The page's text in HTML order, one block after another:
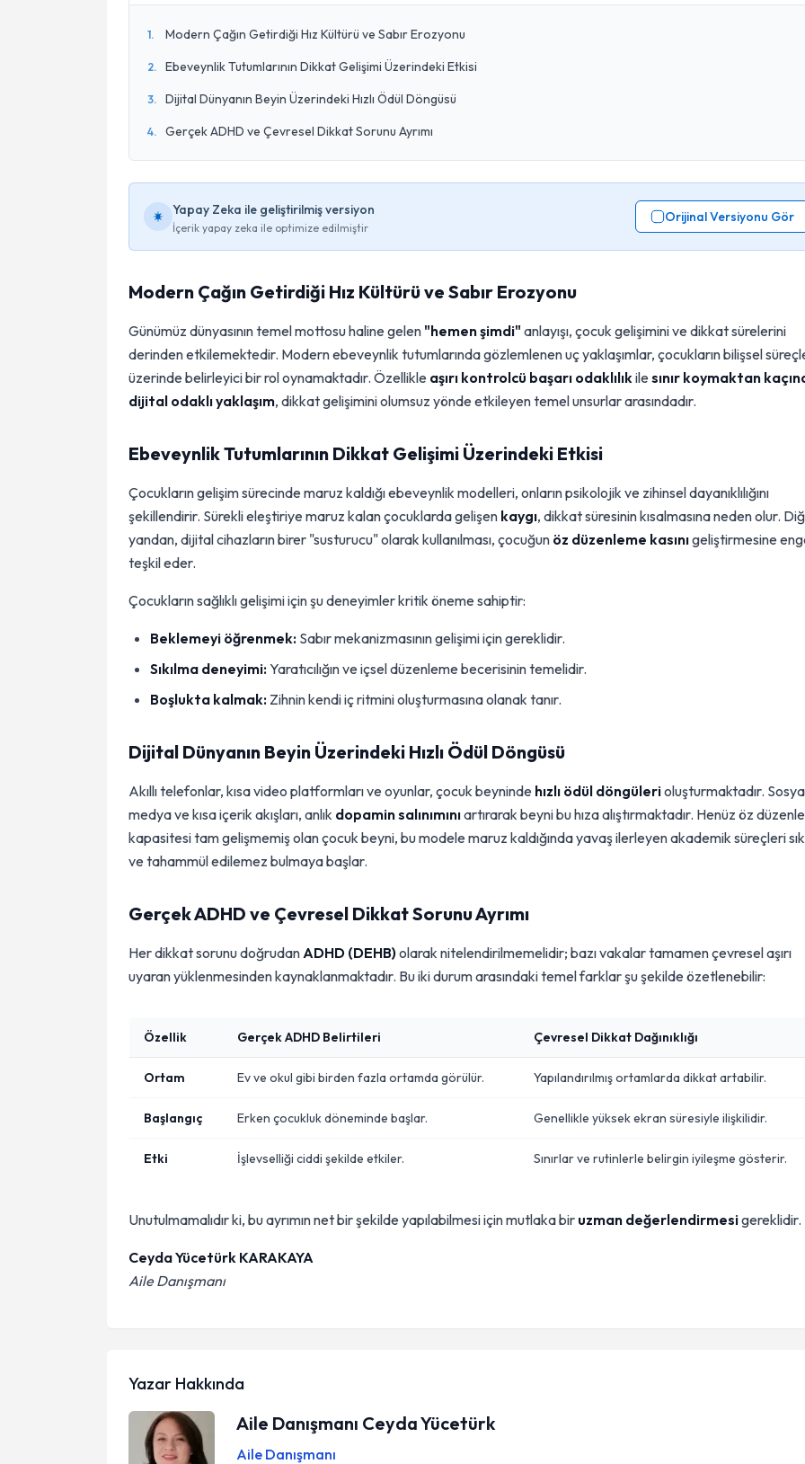
1. Modern Çağın Getirdiği Hız Kültürü ve Sabır Erozyonu
2. Ebeveynlik Tutumlarının Dikkat Gelişimi Üzerindeki Etkisi
3. Dijital Dünyanın Beyin Üzerindeki Hızlı Ödül Döngüsü
4. Gerçek ADHD ve Çevresel Dikkat Sorunu Ayrımı
Yapay Zeka ile geliştirilmiş versiyon
İçerik yapay zeka ile optimize edilmiştir
Orijinal Versiyonu Gör
Modern Çağın Getirdiği Hız Kültürü ve Sabır Erozyonu
Günümüz dünyasının temel mottosu haline gelen "hemen şimdi"anlayışı, çocuk gelişimini ve dikkat sürelerini
derinden etkilemektedir. Modern ebeveynlik tutumlarında gözlemlenen uç yaklaşımlar, çocukların bilişsel
üzerinde belirleyici bir rol oynamaktadır. Özellikle aşırı kontrolcü başarı odaklılıkile sınır koymaktan
dijital odaklı yaklaşım, dikkat gelişimini olumsuz yönde etkileyen temel unsurlar arasındadır.
Ebeveynlik Tutumlarının Dikkat Gelişimi Üzerindeki Etkisi
Çocukların gelişim sürecinde maruz kaldığı ebeveynlik modelleri, onların psikolojik ve zihinsel dayanıklılığını
şekillendirir. Sürekli eleştiriye maruz kalan çocuklarda gelişen kaygı, dikkat süresinin kısalmasına neden olur.
yandan, dijital cihazların birer "susturucu" olarak kullanılması, çocuğun öz düzenleme kasınıgeliştirmesine
teşkil eder.
Çocukların sağlıklı gelişimi için şu deneyimler kritik öneme sahiptir:
Beklemeyi öğrenmek: Sabır mekanizmasının gelişimi için gereklidir.
Sıkılma deneyimi:Yaratıcılığın ve içsel düzenleme becerisinin temelidir.
Boşlukta kalmak: Zihnin kendi iç ritmini oluşturmasına olanak tanır.
Dijital Dünyanın Beyin Üzerindeki Hızlı Ödül Döngüsü
Akıllı telefonlar, kısa video platformları ve oyunlar, çocuk beyninde hızlı ödül döngülerioluşturmaktadır.
medya ve kısa içerik akışları, anlık dopamin salınımınıartırarak beyni bu hıza alıştırmaktadır. Henüz öz
kapasitesi tam gelişmemiş olan çocuk beyni, bu modele maruz kaldığında yavaş ilerleyen akademik süreçleri
ve tahammül edilemez bulmaya başlar.
Gerçek ADHD ve Çevresel Dikkat Sorunu Ayrımı
Her dikkat sorunu doğrudanADHD (DEHB)olarak nitelendirilmemelidir; bazı vakalar tamamen çevresel aşırı
uyaran yüklenmesinden kaynaklanmaktadır. Bu iki durum arasındaki temel farklar şu şekilde özetlenebilir:
Özellik Gerçek ADHD Belirtileri Çevresel Dikkat Dağınıklığı
Ortam Ev ve okul gibi birden fazla ortamda görülür. Yapılandırılmış ortamlarda dikkat artabilir.
Başlangıç Erken çocukluk döneminde başlar. Genellikle yüksek ekran süresiyle ilişkilidir.
Etki İşlevselliği ciddi şekilde etkiler. Sınırlar ve rutinlerle belirgin iyileşme gösterir.
Unutulmamalıdır ki, bu ayrımın net bir şekilde yapılabilmesi için mutlaka bir uzman değerlendirmesigereklidir.
Ceyda Yücetürk KARAKAYA
Aile Danışmanı
Yazar Hakkında
Aile Danışmanı Ceyda Yücetürk
Aile Danışmanı